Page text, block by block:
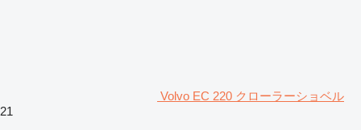
Volvo EC 220 クローラーショベル
21